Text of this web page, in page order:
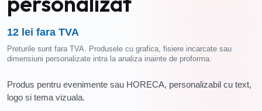
12 lei fara TVA
Preturile sunt fara TVA. Produsele cu grafica, fisiere incarcate sau
dimensiuni personalizate intra la analiza inainte de proforma.
Produs pentru evenimente sau HORECA, personalizabil cu text,
logo si tema vizuala.